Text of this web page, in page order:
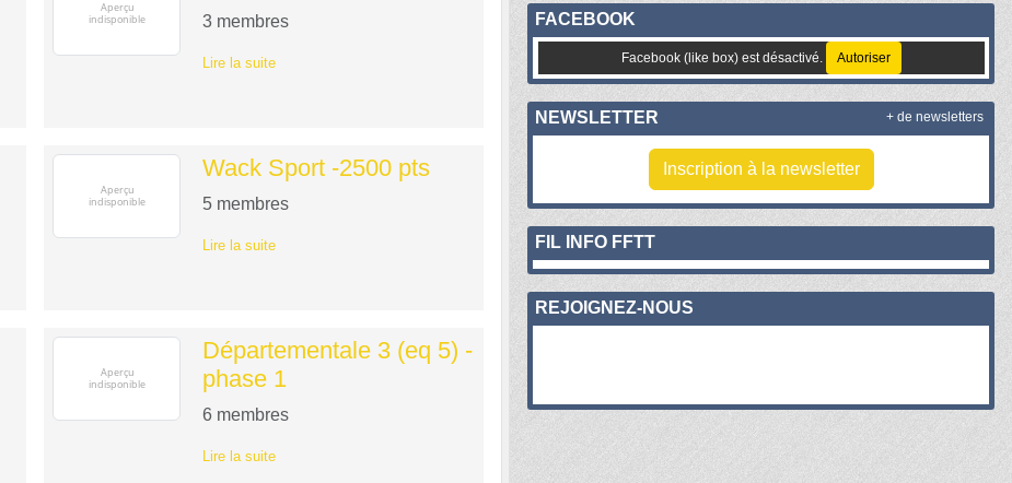
3membres
Lire la suite
Wack Sport -2500 pts
5membres
Lire la suite
Départementale 3 (eq 5) -
phase 1
6membres
Lire la suite
FACEBOOK
Facebook (like box) est désactivé. Autoriser
NEWSLETTER
Inscription à la newsletter
+ de newsletters
FIL INFO FFTT
REJOIGNEZ-NOUS